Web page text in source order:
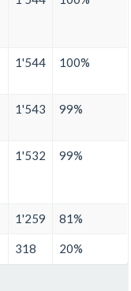
1'544 100%
1'543 99%
1'532 99%
1'259 81%
318 20%